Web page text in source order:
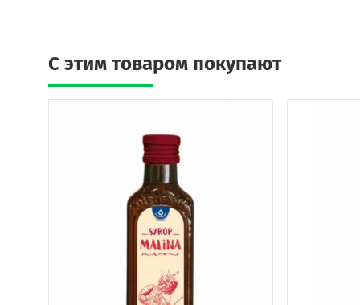
C этим товаром покупают